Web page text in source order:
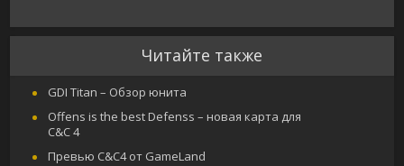
Читайте также
GDI Titan – Обзор юнита
Offens is the best Defenss – новая карта для
С&С 4
Превью C&C4 от GameLand